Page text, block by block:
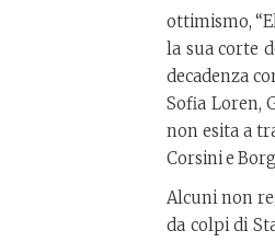
ottimismo,
la sua corte
decadenza
Sofia Loren,
non esita a
Corsini e
Alcuni non
da colpi di